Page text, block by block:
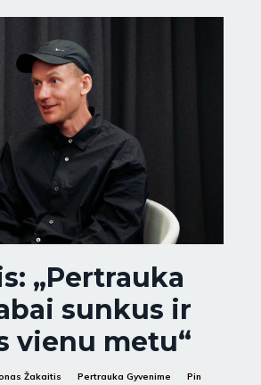
„Pertrauka
sunkus ir
vienu metu“
Žakaitis Pertrauka Gyvenime Pin